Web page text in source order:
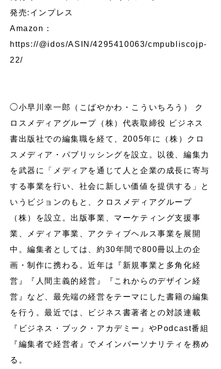
発売:インプレス
Amazon：
https://@idos/ASIN/4295410063/cmpubliscojp-
22/
◯小早川幸一郎（こばやかわ・こういちろう） ク
ロスメディアグループ（株）代表取締役 ビジネス
書出版社での編集職を経て、2005年に（株）クロ
スメディア・パブリッシングを設立。以後、編集力
を武器に「メディアを通じて人と企業の成長に寄与
する事業を行い、社会に新しい価値を提供する」と
いうビジョンのもと、クロスメディアグループ
（株）を設立。出版事業、マーケティング支援事
業、メディア事業、アクティブヘルス事業を展開
中。編集者としては、約30年間で800冊以上の企
画・制作に携わる。近年は『新規事業と多角化経
営』『人間主義的経営』『これからのデザイン経
営』など、最先端の経営をテーマにした書籍の編集
を行う。最近では、ビジネス書著者との対談連載
『ビジネス・ブック・アカデミー』やPodcast番組
『編集者で経営者』でメインパーソナリティを務め
る。